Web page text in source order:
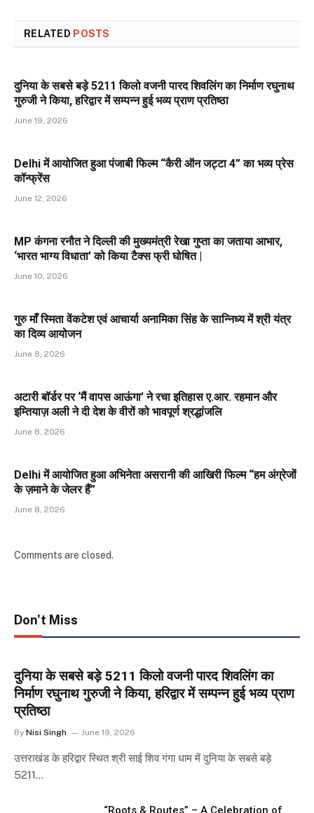
RELATED POSTS
दुनिया के सबसे बड़े 5211 किलो वजनी पारद शिवलिंग का निर्माण रघुनाथ
गुरुजी ने किया, हरिद्वार में सम्पन्न हुई भव्य प्राण प्रतिष्ठा
June 19, 2026
Delhi में आयोजित हुआ पंजाबी फिल्म “कैरी ऑन जट्टा 4” का भव्य प्रेस
कॉन्फ्रेंस
June 12, 2026
MP कंगना रनौत ने दिल्ली की मुख्यमंत्री रेखा गुप्ता का जताया आभार,
‘भारत भाग्य विधाता’ को किया टैक्स फ्री घोषित |
June 10, 2026
गुरु माँ स्मिता वेंकटेश एवं आचार्या अनामिका सिंह के सान्निध्य में श्री यंत्र
का दिव्य आयोजन
June 8, 2026
अटारी बॉर्डर पर ‘मैं वापस आऊंगा’ ने रचा इतिहास ए.आर. रहमान और
इम्तियाज़ अली ने दी देश के वीरों को भावपूर्ण श्रद्धांजलि
June 8, 2026
Delhi में आयोजित हुआ अभिनेता असरानी की आखिरी फिल्म “हम अंग्रेजों
के ज़माने के जेलर हैं”
June 8, 2026
Comments are closed.
Don't Miss
दुनिया के सबसे बड़े 5211 किलो वजनी पारद शिवलिंग का
निर्माण रघुनाथ गुरुजी ने किया, हरिद्वार में सम्पन्न हुई भव्य प्राण
प्रतिष्ठा
By Nisi Singh June 19, 2026
उत्तराखंड के हरिद्वार स्थित श्री साई शिव गंगा धाम में दुनिया के सबसे बड़े
5211…
“Roots & Routes” – A Celebration of